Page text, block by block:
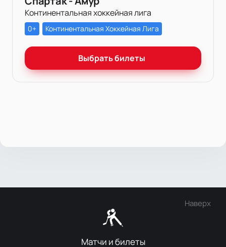
Континентальная хоккейная лига
0+ Континентальная Хоккейная Лига
Выбрать билеты
Наверх
Матчи и билеты